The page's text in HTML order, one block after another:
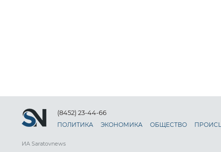
(8452) 23-44-66
ПОЛИТИКА ЭКОНОМИКА ОБЩЕСТВО
ИА Saratovnews